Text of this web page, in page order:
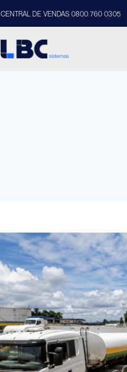
CENTRAL DE VENDAS 0800 760 0305